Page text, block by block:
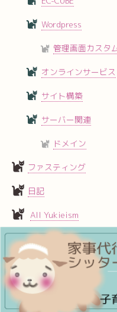
Wordpress
管理画面カスタ
オンラインサービス
サイト構築
サーバー関連
ドメイン
ファスティング
日記
All Yukieism